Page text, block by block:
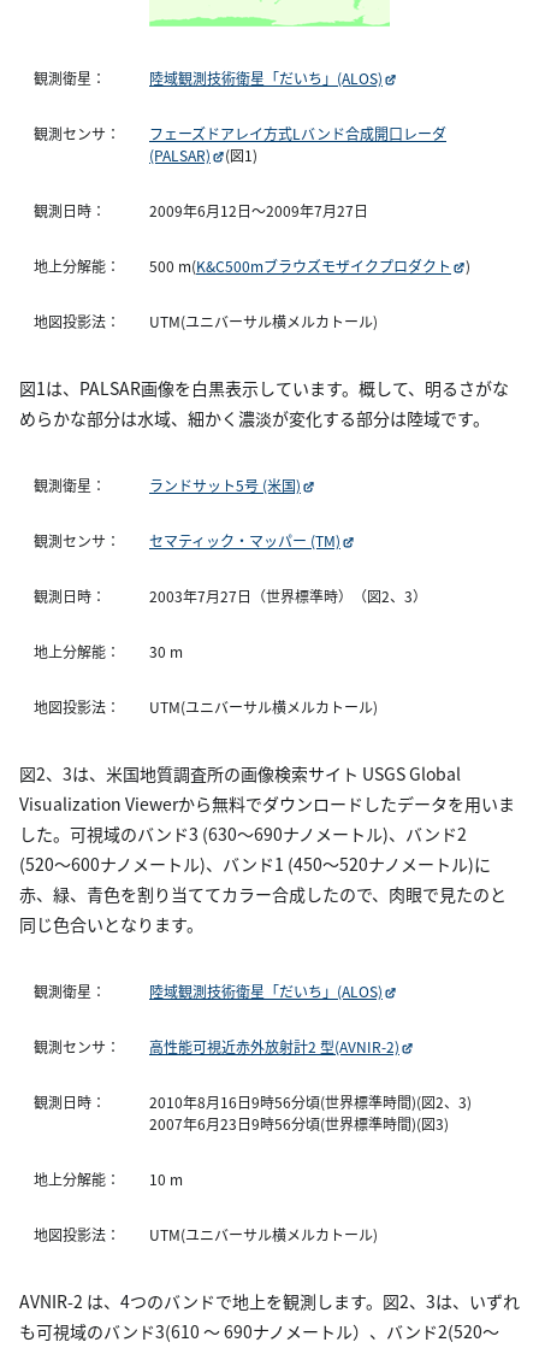
観測衛星： 陸域観測技術衛星「だいち」(ALOS)
観測センサ：
フェーズドアレイ方式Lバンド合成開口レーダ
(PALSAR)
(図1)
観測日時： 2009年6月12日〜2009年7月27日
地上分解能： 500 m(K&C500mブラウズモザイクプロダクト )
地図投影法： UTM(ユニバーサル横メルカトール)
図1は、PALSAR画像を白黒表示しています。概して、明るさがな
めらかな部分は水域、細かく濃淡が変化する部分は陸域です。
観測衛星： ランドサット5号 (米国)
観測センサ： セマティック・マッパー (TM)
観測日時： 2003年7月27日（世界標準時）（図2、3）
地上分解能： 30 m
地図投影法： UTM(ユニバーサル横メルカトール)
図2、3は、米国地質調査所の画像検索サイト USGS Global
Visualization Viewerから無料でダウンロードしたデータを用いま
した。可視域のバンド3 (630〜690ナノメートル)、バンド2
(520〜600ナノメートル)、バンド1 (450〜520ナノメートル)に
赤、緑、青色を割り当ててカラー合成したので、肉眼で見たのと
同じ色合いとなります。
観測衛星： 陸域観測技術衛星「だいち」(ALOS)
観測センサ： 高性能可視近赤外放射計2 型(AVNIR-2)
観測日時：
2010年8月16日9時56分頃(世界標準時間)(図2、3)
2007年6月23日9時56分頃(世界標準時間)(図3)
地上分解能： 10 m
地図投影法： UTM(ユニバーサル横メルカトール)
AVNIR-2 は、4つのバンドで地上を観測します。図2、3は、いずれ
も可視域のバンド3(610 〜 690ナノメートル）、バンド2(520〜